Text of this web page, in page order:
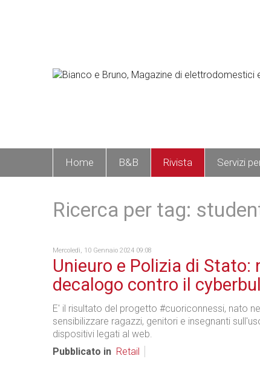
Home B&B Rivista Servizi
Ricerca per tag:
Mercoledì, 10 Gennaio 2024 09:08
Unieuro e Polizia di Stato:
decalogo contro il
E' il risultato del progetto #cuoriconnessi, nato
sensibilizzare ragazzi, genitori e insegnanti
dispositivi legati al web.
Pubblicato in Retail